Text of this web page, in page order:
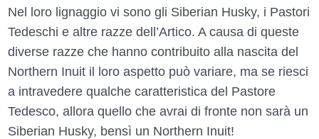
Nel loro lignaggio vi sono gli Siberian Husky, i Pastori
Tedeschi e altre razze dell’Artico. A causa di queste
diverse razze che hanno contribuito alla nascita del
Northern Inuit il loro aspetto può variare, ma se riesci
a intravedere qualche caratteristica del Pastore
Tedesco, allora quello che avrai di fronte non sarà un
Siberian Husky, bensì un Northern Inuit!